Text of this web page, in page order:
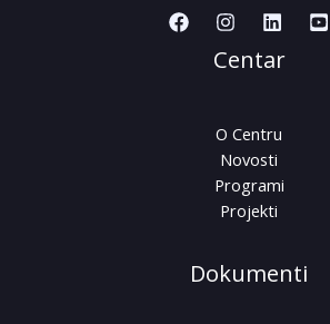
Centar
O Centru
Novosti
Programi
Projekti
Dokumenti